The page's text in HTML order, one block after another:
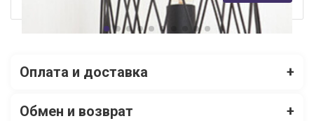
Оплата и доставка +
Обмен и возврат +